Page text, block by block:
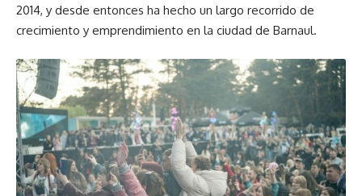
2014, y desde entonces ha hecho un largo recorrido de
crecimiento y emprendimiento en la ciudad de Barnaul.